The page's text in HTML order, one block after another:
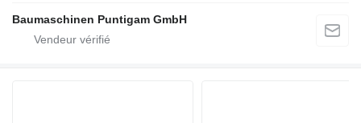
Baumaschinen Puntigam GmbH